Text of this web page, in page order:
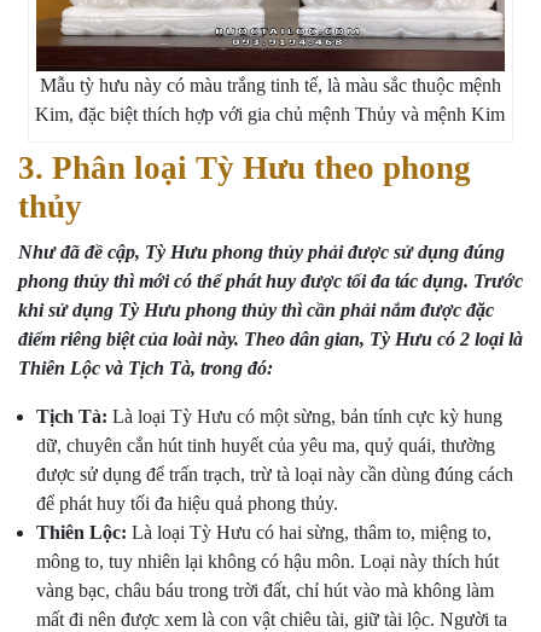
Mẫu tỳ hưu này có màu trắng tinh tế, là màu sắc thuộc mệnh
Kim, đặc biệt thích hợp với gia chủ mệnh Thủy và mệnh Kim
3. Phân loại Tỳ Hưu theo phong
thủy
Như đã đề cập, Tỳ Hưu phong thủy phải được sử dụng đúng
phong thủy thì mới có thể phát huy được tối đa tác dụng. Trước
khi sử dụng Tỳ Hưu phong thủy thì cần phải nắm được đặc
điểm riêng biệt của loài này. Theo dân gian, Tỳ Hưu có 2 loại là
Thiên Lộc và Tịch Tà, trong đó:
Tịch Tà: Là loại Tỳ Hưu có một sừng, bản tính cực kỳ hung
dữ, chuyên cắn hút tinh huyết của yêu ma, quỷ quái, thường
được sử dụng để trấn trạch, trừ tà loại này cần dùng đúng cách
để phát huy tối đa hiệu quả phong thủy.
Thiên Lộc: Là loại Tỳ Hưu có hai sừng, thâm to, miệng to,
mông to, tuy nhiên lại không có hậu môn. Loại này thích hút
vàng bạc, châu báu trong trời đất, chỉ hút vào mà không làm
mất đi nên được xem là con vật chiêu tài, giữ tài lộc. Người ta